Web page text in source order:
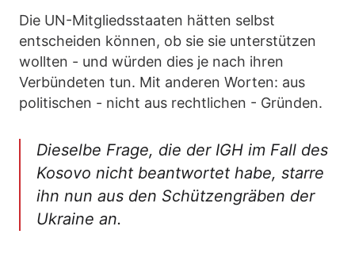
Die UN-Mitgliedsstaaten hätten selbst
entscheiden können, ob sie sie unterstützen
wollten - und würden dies je nach ihren
Verbündeten tun. Mit anderen Worten: aus
politischen - nicht aus rechtlichen - Gründen.
Dieselbe Frage, die der IGH im Fall des
Kosovo nicht beantwortet habe, starre
ihn nun aus den Schützengräben der
Ukraine an.